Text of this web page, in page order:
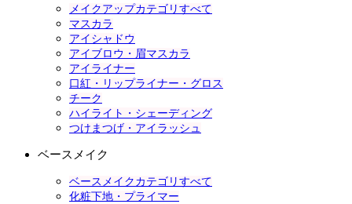
メイクアップカテゴリすべて
マスカラ
アイシャドウ
アイブロウ・眉マスカラ
アイライナー
口紅・リップライナー・グロス
チーク
ハイライト・シェーディング
つけまつげ・アイラッシュ
ベースメイク
ベースメイクカテゴリすべて
化粧下地・プライマー